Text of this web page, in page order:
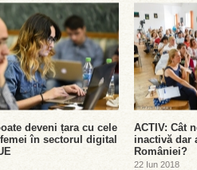
deveni țara cu cele
în sectorul digital
ACTIV: Cât
inactivă dar
României?
22 Iun 2018